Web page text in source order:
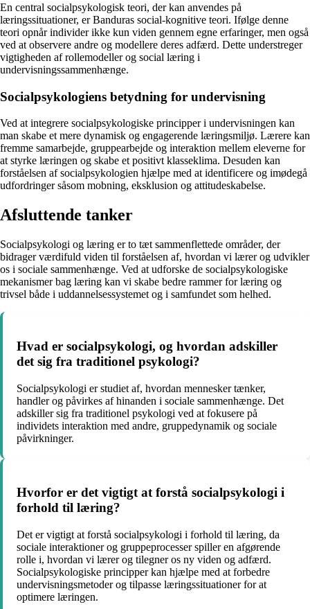
En central socialpsykologisk teori, der kan anvendes på
læringssituationer, er Banduras social-kognitive teori. Ifølge denne
teori opnår individer ikke kun viden gennem egne erfaringer, men også
ved at observere andre og modellere deres adfærd. Dette understreger
vigtigheden af rollemodeller og social læring i
undervisningssammenhænge.
Socialpsykologiens betydning for undervisning
Ved at integrere socialpsykologiske principper i undervisningen kan
man skabe et mere dynamisk og engagerende læringsmiljø. Lærere kan
fremme samarbejde, gruppearbejde og interaktion mellem eleverne for
at styrke læringen og skabe et positivt klasseklima. Desuden kan
forståelsen af socialpsykologien hjælpe med at identificere og imødegå
udfordringer såsom mobning, eksklusion og attitudeskabelse.
Afsluttende tanker
Socialpsykologi og læring er to tæt sammenflettede områder, der
bidrager værdifuld viden til forståelsen af, hvordan vi lærer og udvikler
os i sociale sammenhænge. Ved at udforske de socialpsykologiske
mekanismer bag læring kan vi skabe bedre rammer for læring og
trivsel både i uddannelsessystemet og i samfundet som helhed.
Hvad er socialpsykologi, og hvordan adskiller
det sig fra traditionel psykologi?
Socialpsykologi er studiet af, hvordan mennesker tænker,
handler og påvirkes af hinanden i sociale sammenhænge. Det
adskiller sig fra traditionel psykologi ved at fokusere på
individets interaktion med andre, gruppedynamik og sociale
påvirkninger.
Hvorfor er det vigtigt at forstå socialpsykologi i
forhold til læring?
Det er vigtigt at forstå socialpsykologi i forhold til læring, da
sociale interaktioner og gruppeprocesser spiller en afgørende
rolle i, hvordan vi lærer og tilegner os ny viden og adfærd.
Socialpsykologiske principper kan hjælpe med at forbedre
undervisningsmetoder og tilpasse læringssituationer for at
optimere læringen.